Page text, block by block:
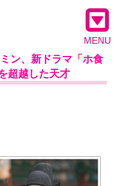
MENU
ン、新ドラマ「ホ食
超越した天才